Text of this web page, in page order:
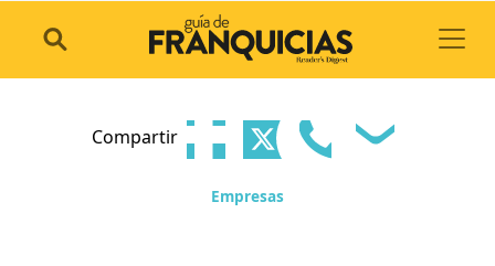
Compartir
Empresas